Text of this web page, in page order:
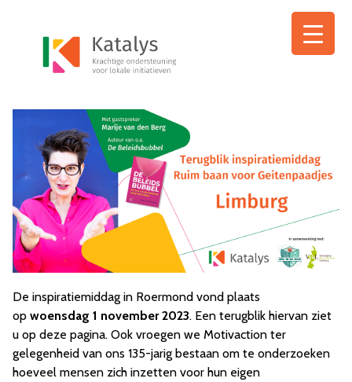
De inspiratiemiddag in Roermond vond plaats
op woensdag 1 november 2023. Een terugblik hiervan ziet
u op deze pagina. Ook vroegen we Motivaction ter
gelegenheid van ons 135-jarig bestaan om te onderzoeken
hoeveel mensen zich inzetten voor hun eigen